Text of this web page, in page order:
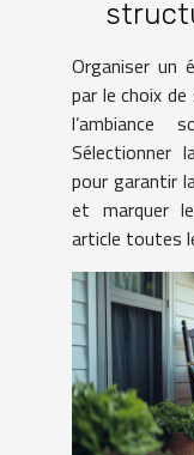
Organiser un
par le choix
l’ambiance
Sélectionner
pour garantir
et marquer
article toutes